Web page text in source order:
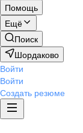
Помощь
Ещё
Поиск
Шордаково
Войти
Войти
Создать резюме